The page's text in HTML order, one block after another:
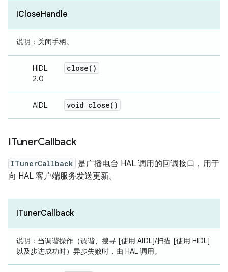
ICloseHandle
说明 ：关闭手柄。
HIDL
2.0
close( )
AIDL void close( )
ITunerCallback
ITunerCallback 是广播电台 HAL 调用的回调接口，用于
向 HAL 客户端服务发送更新。
ITunerCallback
说明： 当调谐操作（调谐、搜寻 [使用 AIDL]/扫描 [使用 HIDL]
以及步进成功时）异步失败时，由 HAL 调用。